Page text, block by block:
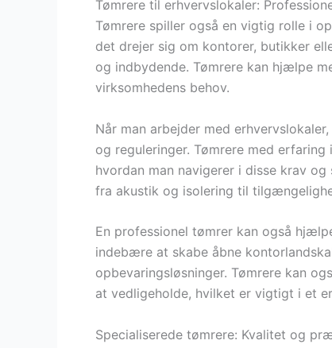
Tømrere til erhvervslokaler:
Tømrere spiller også en vigtig rolle i
det drejer sig om kontorer, butikker
og indbydende. Tømrere kan hjælpe
virksomhedens behov.
Når man arbejder med
og reguleringer. Tømrere med
hvordan man navigerer i disse krav
fra akustik og isolering til
En professionel tømrer kan også
indebære at skabe åbne
opbevaringsløsninger. Tømrere kan
at vedligeholde, hvilket er vigtigt i et
Specialiserede tømrere: Kvalitet og